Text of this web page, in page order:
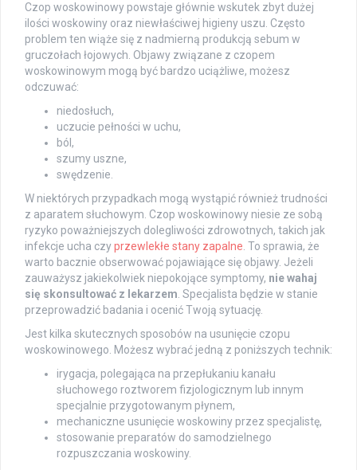
Czop woskowinowy powstaje głównie wskutek zbyt dużej
ilości woskowiny oraz niewłaściwej higieny uszu. Często
problem ten wiąże się z nadmierną produkcją sebum w
gruczołach łojowych. Objawy związane z czopem
woskowinowym mogą być bardzo uciążliwe, możesz
odczuwać:
niedosłuch,
uczucie pełności w uchu,
ból,
szumy uszne,
swędzenie.
W niektórych przypadkach mogą wystąpić również trudności
z aparatem słuchowym. Czop woskowinowy niesie ze sobą
ryzyko poważniejszych dolegliwości zdrowotnych, takich jak
infekcje ucha czyprzewlekłe stany zapalne . To sprawia, że
warto bacznie obserwować pojawiające się objawy. Jeżeli
zauważysz jakiekolwiek niepokojące symptomy, nie wahaj
się skonsultować z lekarzem . Specjalista będzie w stanie
przeprowadzić badania i ocenić Twoją sytuację.
Jest kilka skutecznych sposobów na usunięcie czopu
woskowinowego. Możesz wybrać jedną z poniższych technik:
irygacja, polegająca na przepłukaniu kanału
słuchowego roztworem fizjologicznym lub innym
specjalnie przygotowanym płynem,
mechaniczne usunięcie woskowiny przez specjalistę,
stosowanie preparatów do samodzielnego
rozpuszczania woskowiny.